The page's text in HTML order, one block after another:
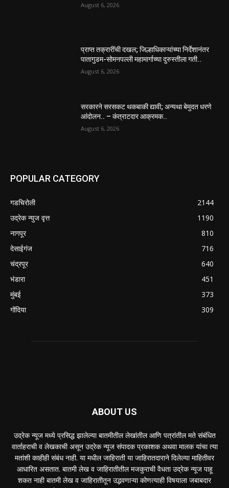
August 6, 2026
प्राप्त तक्रारींची दखल; जिल्हाधिकाऱ्यांच्या निर्देशानंतर
पातागुडम-सोमनपल्ली महामार्गाच्या दुरुस्तीला गती..
August 6, 2026
सरकारने सरसकट थकबाकी द्यावी; अन्यथा बेमुदत धरणे
आंदोलन.. – कंत्राटदार आक्रमक..
August 6, 2026
POPULAR CATEGORY
गडचिरोली
2144
उद्रेक न्युज वृत्त
1190
नागपूर
810
देसाईगंज
716
चंद्रपूर
640
भंडारा
451
मुंबई
373
गोंदिया
309
ABOUT US
उद्रेक न्यूज मध्ये प्रसिद्ध झालेल्या बातमीतील लेखांतील आणि पत्रांतील मते संबंधित
वार्ताहराची व लेखकाची असून उद्रेक न्यूज संपादक प्रकाशक अथवा मालक यांचा त्या
मतांशी काहीही संबंध नाही. या मधील जाहिराती या जाहिरातदाराने दिलेल्या माहितीवर
आधारित असतात. बातमी लेख व जाहिरातीतील मजकुराची वैधता उद्रेक न्यूज पाहू
शकत नाही बातमी लेख व जाहिरातीतून उद्भवणाऱ्या कोणत्याही विषयाला जबाबदार